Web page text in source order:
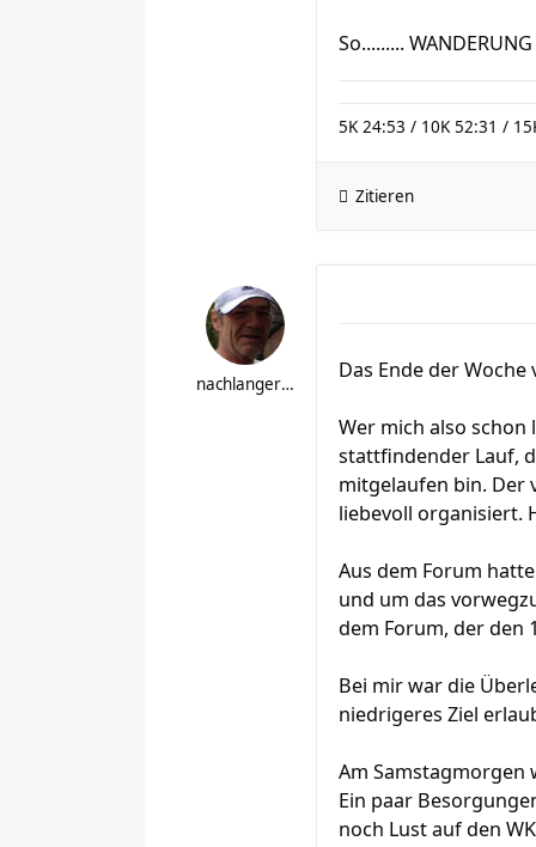
So.........
5K 24:53 / 10K 52:31 /
Zitieren
nachlangerpause
Das Ende der
Wer mich also
stattfindender Lauf,
mitgelaufen bin. Der
liebevoll organisiert.
Aus dem Forum
und um das
dem Forum, der den
Bei mir war die
niedrigeres Ziel
Am Samstagmorgen
Ein paar
noch Lust auf den